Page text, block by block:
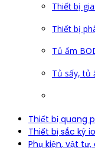
Thiết bị
Thiết bị
Tủ ấm
Tủ sấy, tủ
Thiết bị quang
Thiết bị sắc ký
Phụ kiện, vật tư,